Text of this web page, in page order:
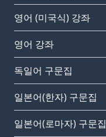
영어 (미국식) 강좌
영어 강좌
독일어 구문집
일본어(한자) 구문집
일본어(로마자) 구문집